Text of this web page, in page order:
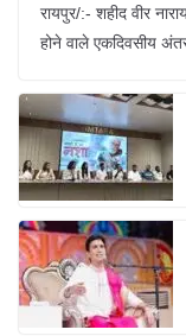
रायपुर/:- शहीद वीर
होने वाले एकदिवसीय